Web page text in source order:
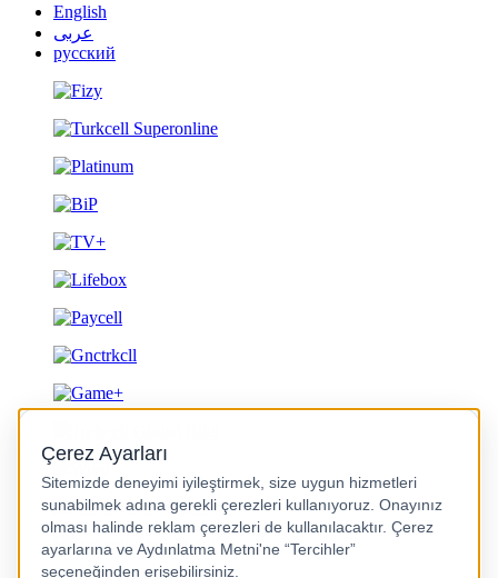
English
عربى
русский